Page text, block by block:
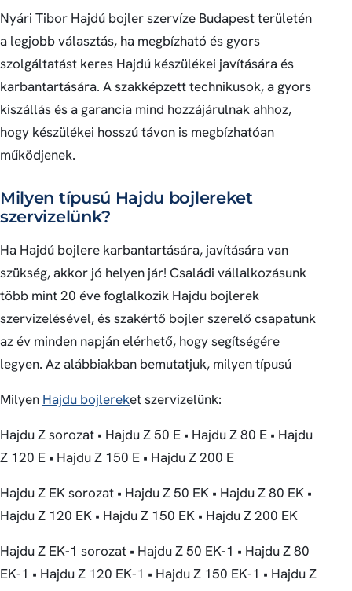
Nyári Tibor Hajdú bojler szervíze Budapest területén
a legjobb választás, ha megbízható és gyors
szolgáltatást keres Hajdú készülékei javítására és
karbantartására. A szakképzett technikusok, a gyors
kiszállás és a garancia mind hozzájárulnak ahhoz,
hogy készülékei hosszú távon is megbízhatóan
működjenek.
Milyen típusú Hajdu bojlereket
szervizelünk?
Ha Hajdú bojlere karbantartására, javítására van
szükség, akkor jó helyen jár! Családi vállalkozásunk
több mint 20 éve foglalkozik Hajdu bojlerek
szervizelésével, és szakértő bojler szerelő csapatunk
az év minden napján elérhető, hogy segítségére
legyen. Az alábbiakban bemutatjuk, milyen típusú
Milyen Hajdu bojlereket szervizelünk:
Hajdu Z sorozat • Hajdu Z 50 E • Hajdu Z 80 E • Hajdu
Z 120 E • Hajdu Z 150 E • Hajdu Z 200 E
Hajdu Z EK sorozat • Hajdu Z 50 EK • Hajdu Z 80 EK •
Hajdu Z 120 EK • Hajdu Z 150 EK • Hajdu Z 200 EK
Hajdu Z EK-1 sorozat • Hajdu Z 50 EK-1 • Hajdu Z 80
EK-1 • Hajdu Z 120 EK-1 • Hajdu Z 150 EK-1 • Hajdu Z